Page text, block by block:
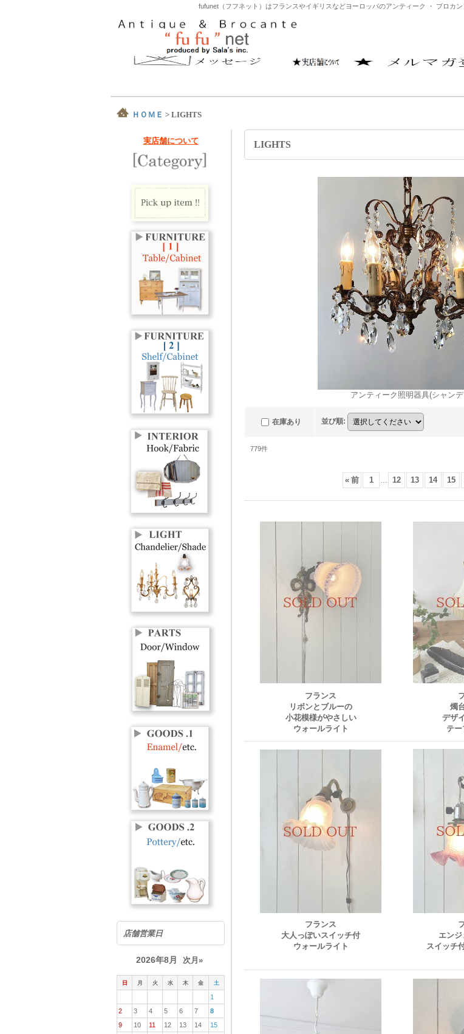
fufunet（フフネット）はフランスやイギリスなどヨーロッパのアンティーク ・ ブロカ
ＨＯＭＥ > LIGHTS
実店舗について
店舗営業日
2026年8月 次月»
日 月 火 水 木 金 土
1
2
3 4 5 6 7
8
9
10 11 12 13 14
15
LIGHTS
アンティーク照明器具(シャン
在庫あり 並び順:
779件
« 前 1 ... 12 13 14 15
フランス
リボンとブルーの
小花模様がやさしい
ウォールライト
燭
デザ
テ
フランス
大人っぽいスイッチ付
ウォールライト
エン
スイッチ